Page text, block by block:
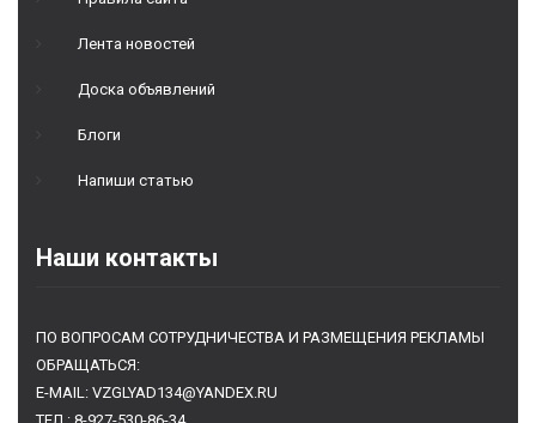
Лента новостей
Доска объявлений
Блоги
Напиши статью
Наши контакты
ПО ВОПРОСАМ СОТРУДНИЧЕСТВА И РАЗМЕЩЕНИЯ РЕКЛАМЫ
ОБРАЩАТЬСЯ:
E-MAIL: VZGLYAD134@YANDEX.RU